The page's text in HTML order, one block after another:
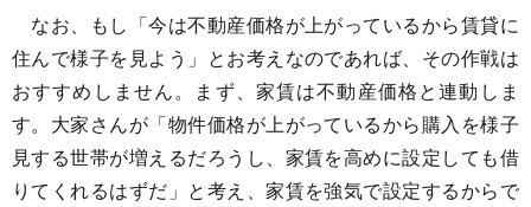
なお、もし「今は不動産価格が上がっているから賃貸に
住んで様子を見よう」とお考えなのであれば、その作戦は
おすすめしません。まず、家賃は不動産価格と連動しま
す。大家さんが「物件価格が上がっているから購入を様子
見する世帯が増えるだろうし、家賃を高めに設定しても借
りてくれるはずだ」と考え、家賃を強気で設定するからで